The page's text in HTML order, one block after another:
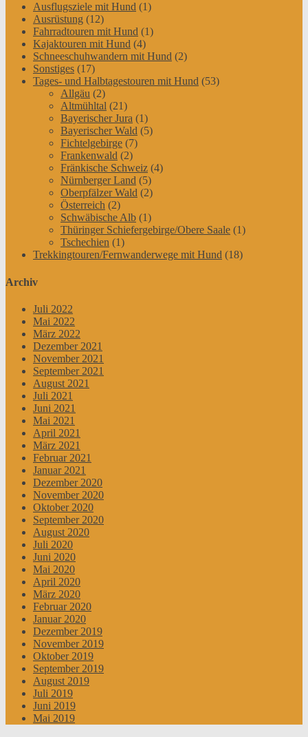
Ausflugsziele mit Hund (1)
Ausrüstung (12)
Fahrradtouren mit Hund (1)
Kajaktouren mit Hund (4)
Schneeschuhwandern mit Hund (2)
Sonstiges (17)
Tages- und Halbtagestouren mit Hund (53)
Allgäu (2)
Altmühltal (21)
Bayerischer Jura (1)
Bayerischer Wald (5)
Fichtelgebirge (7)
Frankenwald (2)
Fränkische Schweiz (4)
Nürnberger Land (5)
Oberpfälzer Wald (2)
Österreich (2)
Schwäbische Alb (1)
Thüringer Schiefergebirge/Obere Saale (1)
Tschechien (1)
Trekkingtouren/Fernwanderwege mit Hund (18)
Archiv
Juli 2022
Mai 2022
März 2022
Dezember 2021
November 2021
September 2021
August 2021
Juli 2021
Juni 2021
Mai 2021
April 2021
März 2021
Februar 2021
Januar 2021
Dezember 2020
November 2020
Oktober 2020
September 2020
August 2020
Juli 2020
Juni 2020
Mai 2020
April 2020
März 2020
Februar 2020
Januar 2020
Dezember 2019
November 2019
Oktober 2019
September 2019
August 2019
Juli 2019
Juni 2019
Mai 2019